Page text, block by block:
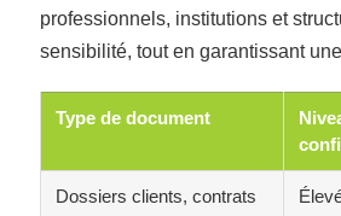
professionnels, institutions et
sensibilité, tout en garantissant
Type de document
Dossiers clients, contrats